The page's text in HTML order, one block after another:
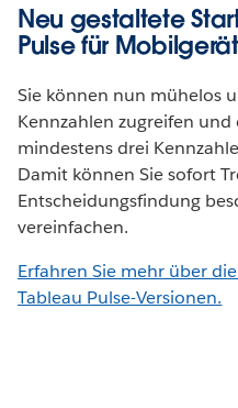
Neu gestaltete
Pulse für
Sie können nun mühelos
Kennzahlen zugreifen und
mindestens drei
Damit können Sie sofort
Entscheidungsfindung
vereinfachen.
Erfahren Sie mehr über
Tableau Pulse-Versionen.